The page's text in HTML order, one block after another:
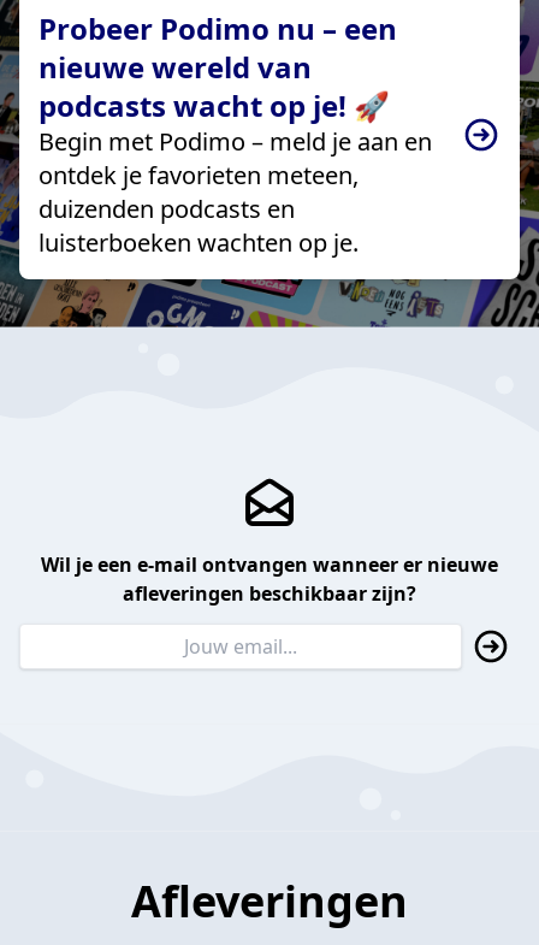
Probeer Podimo nu – een
nieuwe wereld van
podcasts wacht op je! 🚀
Begin met Podimo – meld je aan en
ontdek je favorieten meteen,
duizenden podcasts en
luisterboeken wachten op je.
Wil je een e-mail ontvangen wanneer er nieuwe
afleveringen beschikbaar zijn?
Afleveringen